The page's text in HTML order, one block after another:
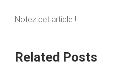
Notez cet article !
Related Posts